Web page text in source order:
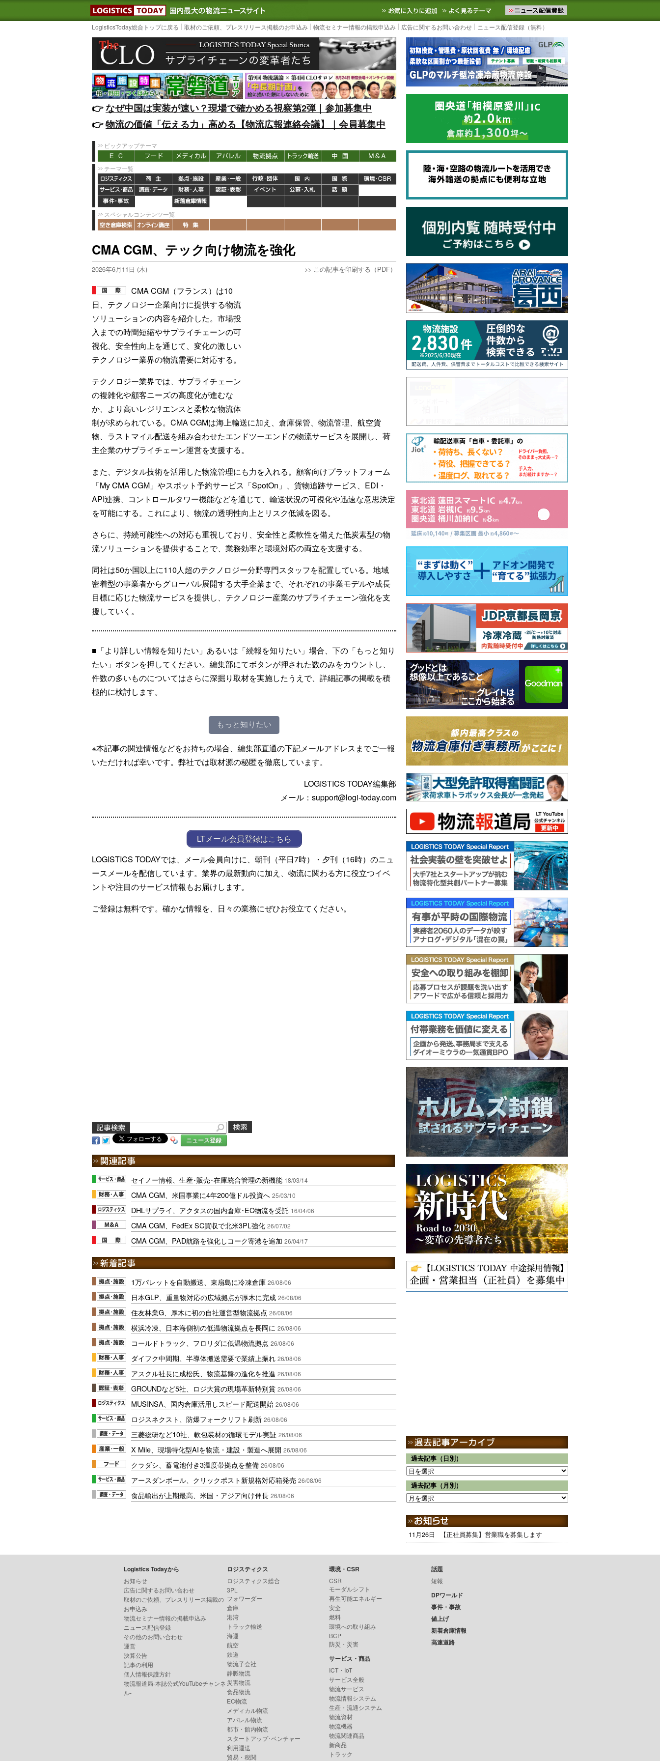
LOGISTICS TODAY｜国内最大の物流ニュースサイト3PL, SCMなど国内外の最新の物流ニュースをお届けします。物流ニュースメール配信を登録す
お気に入りに追加 よく見るテーマ
LogisticsToday総合トップに戻る 取材のご依頼、プレスリリース掲載のお申込み 物流セミナー情報の掲載申込み 広告に関するお問い合わせ ニュース配信登録（無料）
👉️なぜ中国は実装が速い？現場で確かめる視察第2弾｜参加募集中
👉️物流の価値「伝える力」高める【物流広報連絡会議】｜会員募集中
ピックアップテーマ
テーマ一覧
スペシャルコンテンツ一覧
CMA CGM、テック向け物流を強化
2026年6月11日 (木) >> この記事を印刷する（PDF）
CMA CGM（フランス）は10
日、テクノロジー企業向けに提供する物流
ソリューションの内容を紹介した。市場投
入までの時間短縮やサプライチェーンの可
視化、安全性向上を通じて、変化の激しい
テクノロジー業界の物流需要に対応する。
テクノロジー業界では、サプライチェーン
の複雑化や顧客ニーズの高度化が進むな
か、より高いレジリエンスと柔軟な物流体
制が求められている。CMA CGMは海上輸送に加え、倉庫保管、物流管理、航空貨
物、ラストマイル配送を組み合わせたエンドツーエンドの物流サービスを展開し、荷
主企業のサプライチェーン運営を支援する。
また、デジタル技術を活用した物流管理にも力を入れる。顧客向けプラットフォーム
「My CMA CGM」やスポット予約サービス「SpotOn」、貨物追跡サービス、EDI・
API連携、コントロールタワー機能などを通じて、輸送状況の可視化や迅速な意思決定
を可能にする。これにより、物流の透明性向上とリスク低減を図る。
さらに、持続可能性への対応も重視しており、安全性と柔軟性を備えた低炭素型の物
流ソリューションを提供することで、業務効率と環境対応の両立を支援する。
同社は50か国以上に110人超のテクノロジー分野専門スタッフを配置している。地域
密着型の事業者からグローバル展開する大手企業まで、それぞれの事業モデルや成長
目標に応じた物流サービスを提供し、テクノロジー産業のサプライチェーン強化を支
援していく。
■「より詳しい情報を知りたい」あるいは「続報を知りたい」場合、下の「もっと知り
たい」ボタンを押してください。編集部にてボタンが押された数のみをカウントし、
件数の多いものについてはさらに深掘り取材を実施したうえで、詳細記事の掲載を積
極的に検討します。
もっと知りたい
※本記事の関連情報などをお持ちの場合、編集部直通の下記メールアドレスまでご一報
いただければ幸いです。弊社では取材源の秘匿を徹底しています。
LOGISTICS TODAY編集部
メール：support@logi-today.com
LTメール会員登録はこちら
LOGISTICS TODAYでは、メール会員向けに、朝刊（平日7時）・夕刊（16時）のニュ
ースメールを配信しています。業界の最新動向に加え、物流に関わる方に役立つイベ
ントや注目のサービス情報もお届けします。
ご登録は無料です。確かな情報を、日々の業務にぜひお役立てください。
ニュース登録
セイノー情報、生産･販売･在庫統合管理の新機能 18/03/14
CMA CGM、米国事業に4年200億ドル投資へ 25/03/10
DHLサプライ、アクタスの国内倉庫･EC物流を受託 16/04/06
CMA CGM、FedEx SC買収で北米3PL強化 26/07/02
CMA CGM、PAD航路を強化しコーク寄港を追加 26/04/17
1万パレットを自動搬送、東扇島に冷凍倉庫 26/08/06
日本GLP、重量物対応の広域拠点が厚木に完成 26/08/06
住友林業G、厚木に初の自社運営型物流拠点 26/08/06
横浜冷凍、日本海側初の低温物流拠点を長岡に 26/08/06
コールドトラック、フロリダに低温物流拠点 26/08/06
ダイフク中間期、半導体搬送需要で業績上振れ 26/08/06
アスクル社長に成松氏、物流基盤の進化を推進 26/08/06
GROUNDなど5社、ロジ大賞の現場革新特別賞 26/08/06
MUSINSA、国内倉庫活用しスピード配送開始 26/08/06
ロジスネクスト、防爆フォークリフト刷新 26/08/06
三菱総研など10社、軟包装材の循環モデル実証 26/08/06
X Mile、現場特化型AIを物流・建設・製造へ展開 26/08/06
クラダシ、蓄電池付き3温度帯拠点を整備 26/08/06
アースダンボール、クリックポスト新規格対応箱発売 26/08/06
食品輸出が上期最高、米国・アジア向け伸長 26/08/06
過去記事（日別）
過去記事（月別）
11月26日 【正社員募集】営業職を募集します
Logistics Todayから
お知らせ
広告に関するお問い合わせ
取材のご依頼、プレスリリース掲載の
お申込み
物流セミナー情報の掲載申込み
ニュース配信登録
その他のお問い合わせ
運営
決算公告
記事の利用
個人情報保護方針
物流報道局-本誌公式YouTubeチャンネ
ル-
ロジスティクス
ロジスティクス総合
3PL
フォワーダー
倉庫
港湾
トラック輸送
海運
航空
鉄道
物流子会社
静脈物流
災害物流
食品物流
EC物流
メディカル物流
アパレル物流
都市・館内物流
スタートアップ･ベンチャー
利用運送
貿易・税関
環境・CSR
CSR
モーダルシフト
再生可能エネルギー
安全
燃料
環境への取り組み
BCP
防災・災害
サービス・商品
ICT・IoT
サービス全般
物流サービス
物流情報システム
生産・流通システム
物流資材
物流機器
物流関連商品
新商品
トラック
話題
短報
DPワールド
事件・事故
値上げ
新着倉庫情報
高速道路